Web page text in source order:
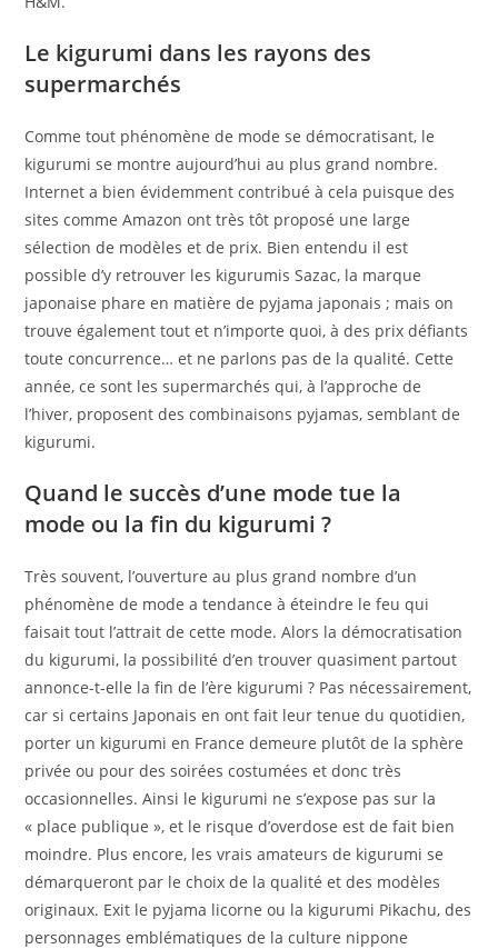
Le kigurumi dans les rayons des
supermarchés
Comme tout phénomène de mode se démocratisant, le
kigurumi se montre aujourd’hui au plus grand nombre.
Internet a bien évidemment contribué à cela puisque des
sites comme Amazon ont très tôt proposé une large
sélection de modèles et de prix. Bien entendu il est
possible d’y retrouver les kigurumis Sazac, la marque
japonaise phare en matière de pyjama japonais ; mais on
trouve également tout et n’importe quoi, à des prix défiants
toute concurrence… et ne parlons pas de la qualité. Cette
année, ce sont les supermarchés qui, à l’approche de
l’hiver, proposent des combinaisons pyjamas, semblant de
kigurumi.
Quand le succès d’une mode tue la
mode ou la fin du kigurumi ?
Très souvent, l’ouverture au plus grand nombre d’un
phénomène de mode a tendance à éteindre le feu qui
faisait tout l’attrait de cette mode. Alors la démocratisation
du kigurumi, la possibilité d’en trouver quasiment partout
annonce-t-elle la fin de l’ère kigurumi ? Pas nécessairement,
car si certains Japonais en ont fait leur tenue du quotidien,
porter un kigurumi en France demeure plutôt de la sphère
privée ou pour des soirées costumées et donc très
occasionnelles. Ainsi le kigurumi ne s’expose pas sur la
« place publique », et le risque d’overdose est de fait bien
moindre. Plus encore, les vrais amateurs de kigurumi se
démarqueront par le choix de la qualité et des modèles
originaux. Exit le pyjama licorne ou la kigurumi Pikachu, des
personnages emblématiques de la culture nippone